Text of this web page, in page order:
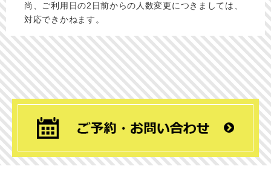
尚、ご利用日の2日前からの人数変更につきましては、
対応できかねます。